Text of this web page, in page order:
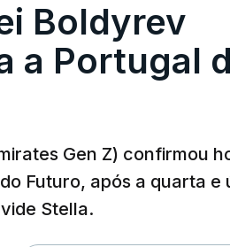
Boldyrev
a Portugal
Gen Z) confirmou
Futuro, após a quarta e
Stella.